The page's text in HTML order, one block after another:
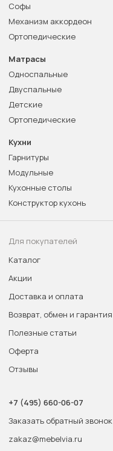
Софы
Механизм аккордеон
Ортопедические
Матрасы
Односпальные
Двуспальные
Детские
Ортопедические
Кухни
Гарнитуры
Модульные
Кухонные столы
Конструктор кухонь
Для покупателей
Каталог
Акции
Доставка и оплата
Возврат, обмен и гарантия
Полезные статьи
Оферта
Отзывы
+7 (495) 660-06-07
Заказать обратный звонок
zakaz@mebelvia.ru